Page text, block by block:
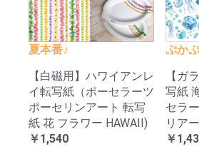
夏本番♪
【白磁用】ハワイアンレ
イ転写紙（ポーセラーツ
ポーセリンアート 転写
紙 花 フラワー HAWAII)
￥1,540
ぷか
【ガ
写紙
セラ
リア
￥